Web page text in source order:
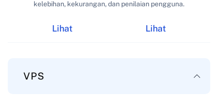
Lihat
kelebihan, kekurangan, dan penilaian pengguna.
Lihat
VPS